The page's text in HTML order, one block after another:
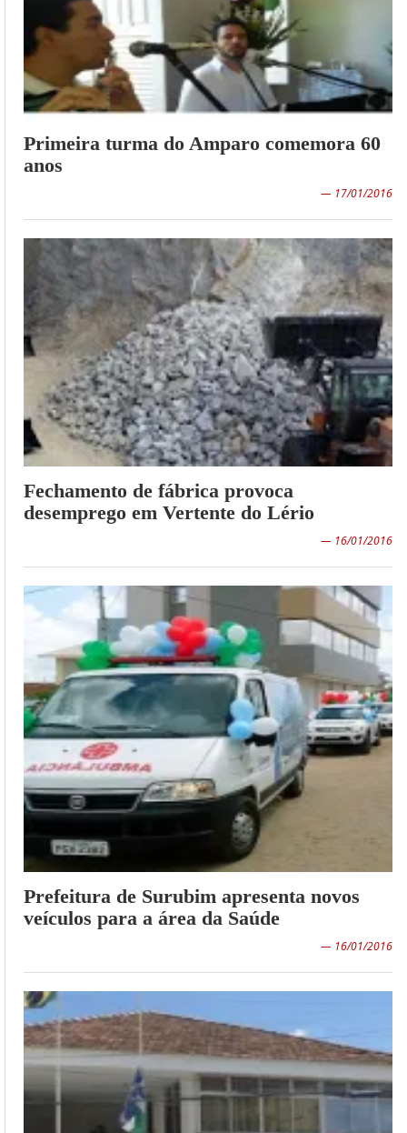
Primeira turma do Amparo comemora 60
anos
— 17/01/2016
Fechamento de fábrica provoca
desemprego em Vertente do Lério
— 16/01/2016
Prefeitura de Surubim apresenta novos
veículos para a área da Saúde
— 16/01/2016